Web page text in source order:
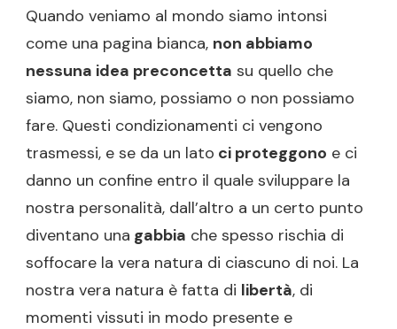
Quando veniamo al mondo siamo intonsi
come una pagina bianca, non abbiamo
nessuna idea preconcetta su quello che
siamo, non siamo, possiamo o non possiamo
fare. Questi condizionamenti ci vengono
trasmessi, e se da un lato ci proteggono e ci
danno un confine entro il quale sviluppare la
nostra personalità, dall’altro a un certo punto
diventano una gabbia che spesso rischia di
soffocare la vera natura di ciascuno di noi. La
nostra vera natura è fatta di libertà, di
momenti vissuti in modo presente e